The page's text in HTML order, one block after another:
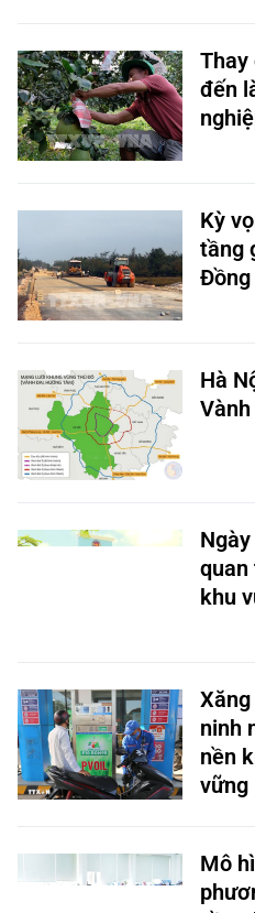
Thay
đến
Kỳ
tầng
Đồng
Hà
quan
khu
ninh
nền
vững
Mô